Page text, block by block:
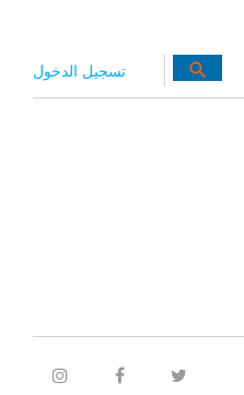
تسجيل الدخول
عن:
search